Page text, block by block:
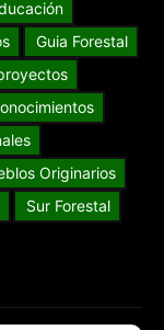
Guia Forestal
Originarios
Sur Forestal